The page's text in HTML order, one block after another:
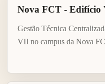
Nova FCT - Edifício
Gestão Técnica
VII no campus da Nova